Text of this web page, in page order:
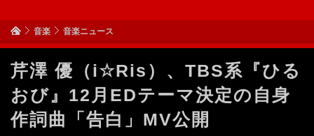
音楽 音楽ニュース
芹澤 優（i☆Ris）、TBS系『ひる
おび』12月EDテーマ決定の自身
作詞曲「告白」MV公開